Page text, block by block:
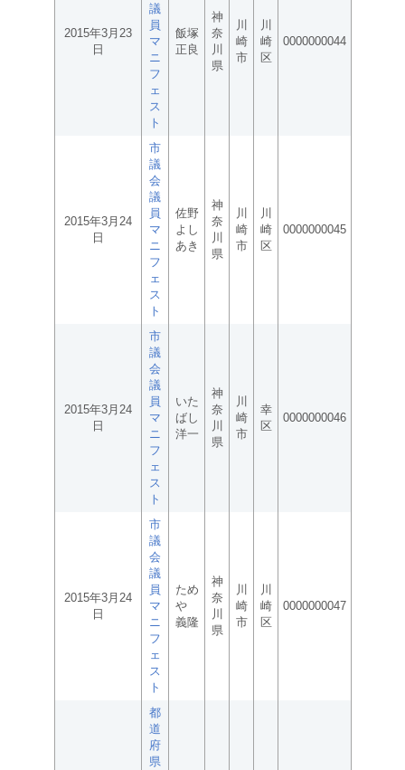
2015年3月23
日
議
員
マ
ニ
フ
ェ
ス
ト
飯塚
正良
神
奈
川
県
川
崎
市
川
崎
区
0000000044
2015年3月24
日
市
議
会
議
員
マ
ニ
フ
ェ
ス
ト
佐野
よし
あき
神
奈
川
県
川
崎
市
川
崎
区
0000000045
2015年3月24
日
市
議
会
議
員
マ
ニ
フ
ェ
ス
ト
いた
ばし
洋一
神
奈
川
県
川
崎
市
幸
区
0000000046
2015年3月24
日
市
議
会
議
員
マ
ニ
フ
ェ
ス
ト
ため
や
義隆
神
奈
川
県
川
崎
市
川
崎
区
0000000047
都
道
府
県